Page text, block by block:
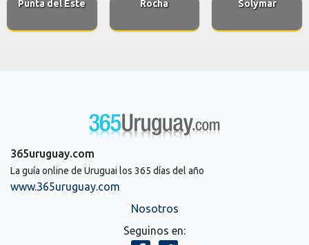
Punta del Este Rocha Solymar
365uruguay.com
La guía online de Uruguai los 365 días del año
www.365uruguay.com
Nosotros
Seguinos en: